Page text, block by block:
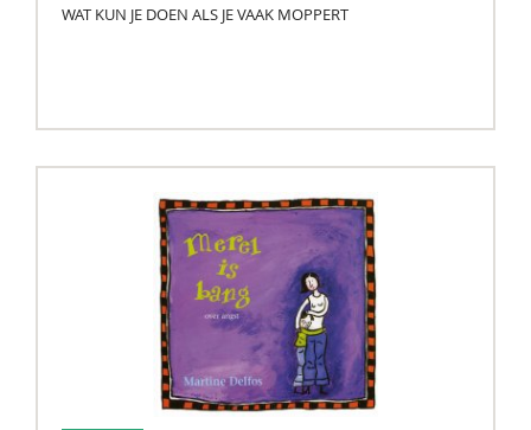
WAT KUN JE DOEN ALS JE VAAK MOPPERT